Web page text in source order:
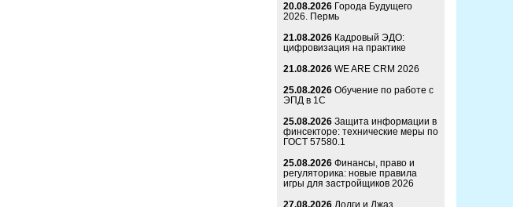
20.08.2026 Города Будущего
2026. Пермь
21.08.2026 Кадровый ЭДО:
цифровизация на практике
21.08.2026 WE ARE CRM 2026
25.08.2026 Обучение по работе с
ЭПД в 1С
25.08.2026 Защита информации в
финсекторе: технические меры по
ГОСТ 57580.1
25.08.2026 Финансы, право и
регуляторика: новые правила
игры для застройщиков 2026